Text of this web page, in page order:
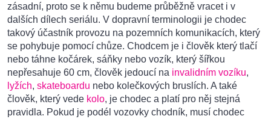
zásadní, proto se k němu budeme průběžně vracet i v
dalších dílech seriálu. V dopravní terminologii je chodec
takový účastník provozu na pozemních komunikacích, který
se pohybuje pomocí chůze. Chodcem je i člověk který tlačí
nebo táhne kočárek, sáňky nebo vozík, který šířkou
nepřesahuje 60 cm, člověk jedoucí na invalidním vozíku,
lyžích, skateboardu nebo kolečkových bruslích. A také
člověk, který vede kolo, je chodec a platí pro něj stejná
pravidla. Pokud je podél vozovky chodník, musí chodec